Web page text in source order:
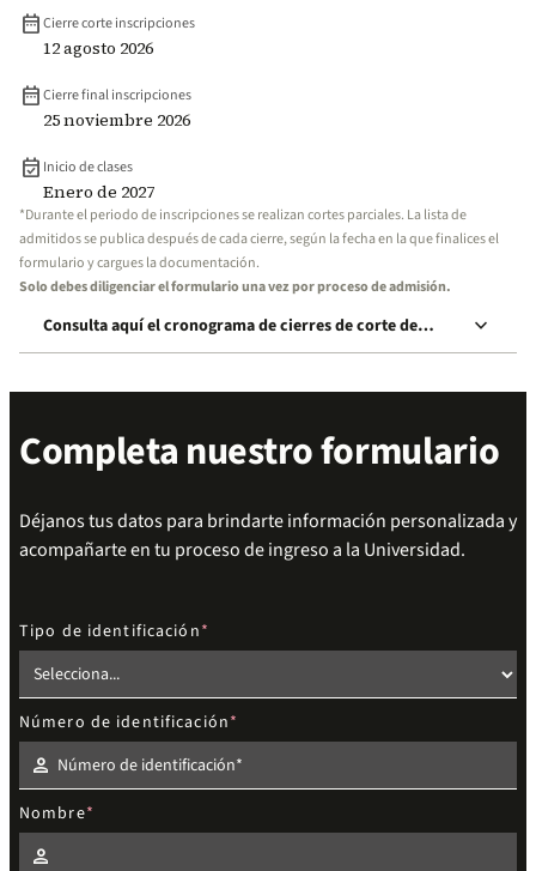
date_rangeCierre corte inscripciones
12 agosto 2026
date_rangeCierre final inscripciones
25 noviembre 2026
event_available Inicio de clases
Enero de 2027
*Durante el periodo de inscripciones se realizan cortes parciales. La lista de
admitidos se publica después de cada cierre, según la fecha en la que finalices el
formulario y cargues la documentación.
Solo debes diligenciar el formulario una vez por proceso de admisión.
Consulta aquí el cronograma de cierres de corte de
inscripción
keyboard_arrow_down
Completa nuestro formulario
Déjanos tus datos para brindarte información personalizada y
acompañarte en tu proceso de ingreso a la Universidad.
Tipo de identificación
Número de identificación
Nombre